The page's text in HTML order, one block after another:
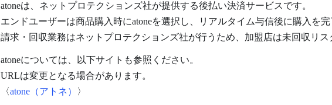
atoneは、ネットプロテクションズ社が提供する後払い決済サービスです。
エンドユーザーは商品購入時にatoneを選択し、リアルタイム与信後に購入を
請求・回収業務はネットプロテクションズ社が行うため、加盟店は未回収リス
atoneについては、以下サイトも参照ください。
URLは変更となる場合があります。
〈atone（アトネ） 〉